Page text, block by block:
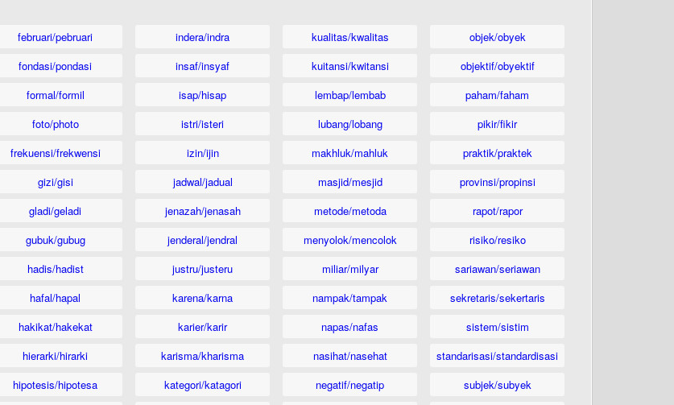
februari/pebruari
fondasi/pondasi
formal/formil
foto/photo
frekuensi/frekwensi
gizi/gisi
gladi/geladi
gubuk/gubug
hadis/hadist
hafal/hapal
hakikat/hakekat
hierarki/hirarki
hipotesis/hipotesa
indera/indra
insaf/insyaf
isap/hisap
istri/isteri
izin/ijin
jadwal/jadual
jenazah/jenasah
jenderal/jendral
justru/justeru
karena/karna
karier/karir
karisma/kharisma
kategori/katagori
kualitas/kwalitas
kuitansi/kwitansi
lembap/lembab
lubang/lobang
makhluk/mahluk
masjid/mesjid
metode/metoda
menyolok/mencolok
miliar/milyar
nampak/tampak
napas/nafas
nasihat/nasehat
negatif/negatip
objek/obyek
objektif/obyektif
paham/faham
pikir/fikir
praktik/praktek
provinsi/propinsi
rapot/rapor
risiko/resiko
sariawan/seriawan
sekretaris/sekertaris
sistem/sistim
standarisasi/standardisasi
subjek/subyek